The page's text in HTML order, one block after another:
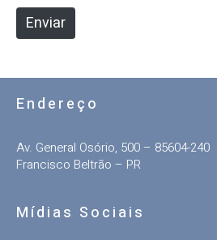
e
Enviar
Endereço
Av. General Osório, 500 – 85604-240
Francisco Beltrão – PR
Mídias Sociais